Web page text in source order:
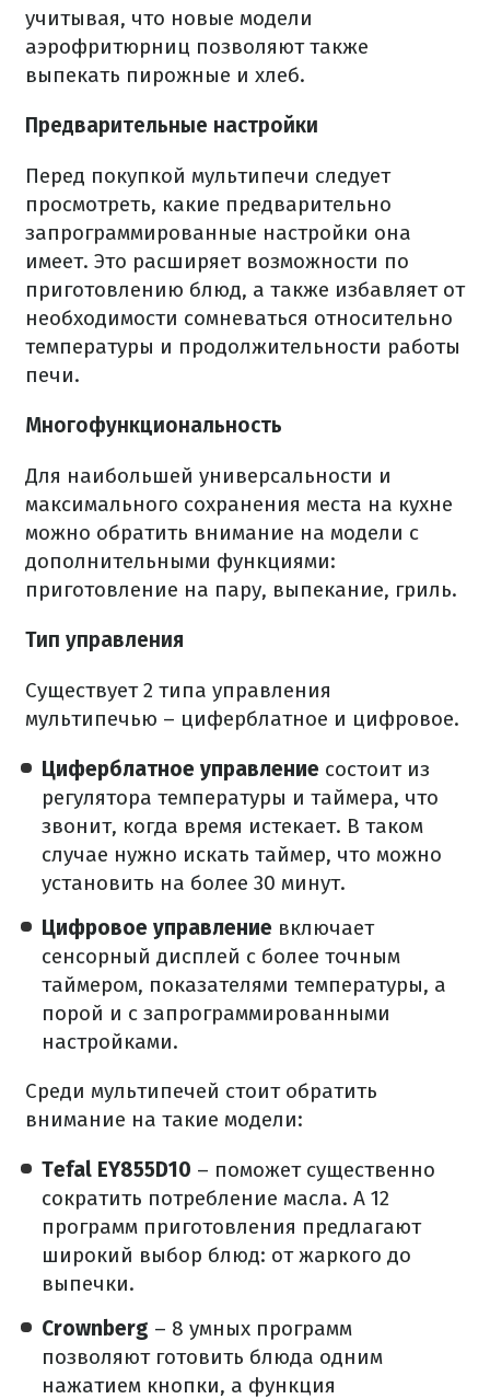
учитывая, что новые модели
аэрофритюрниц позволяют также
выпекать пирожные и хлеб.
Предварительные настройки
Перед покупкой мультипечи следует
просмотреть, какие предварительно
запрограммированные настройки она
имеет. Это расширяет возможности по
приготовлению блюд, а также избавляет от
необходимости сомневаться относительно
температуры и продолжительности работы
печи.
Многофункциональность
Для наибольшей универсальности и
максимального сохранения места на кухне
можно обратить внимание на модели с
дополнительными функциями:
приготовление на пару, выпекание, гриль.
Тип управления
Существует 2 типа управления
мультипечью – циферблатное и цифровое.
Циферблатное управление состоит из
регулятора температуры и таймера, что
звонит, когда время истекает. В таком
случае нужно искать таймер, что можно
установить на более 30 минут.
Цифровое управление включает
сенсорный дисплей с более точным
таймером, показателями температуры, а
порой и с запрограммированными
настройками.
Среди мультипечей стоит обратить
внимание на такие модели:
Tefal EY855D10 – поможет существенно
сократить потребление масла. А 12
программ приготовления предлагают
широкий выбор блюд: от жаркого до
выпечки.
Crownberg – 8 умных программ
позволяют готовить блюда одним
нажатием кнопки, а функция